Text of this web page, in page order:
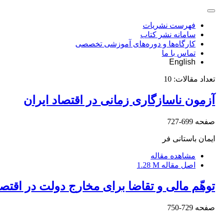
فهرست نشریات
سامانه نشر کتاب
کارگاه‌ها و دوره‌های آموزشی تخصصی
تماس با ما
English
تعداد مقالات: 10
آزمون ناسازگاری زمانی در اقتصاد ایران
صفحه 699-727
ایمان باستانی فر
مشاهده مقاله
اصل مقاله 1.28 M
توهّم مالی و تقاضا برای مخارج دولت در
صفحه 729-750